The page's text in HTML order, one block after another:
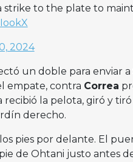
strike to the plate to
2024
un doble para enviar a
empate, contra Correa
recibió la pelota, giró y
derecho.
pies por delante. El
de Ohtani justo antes